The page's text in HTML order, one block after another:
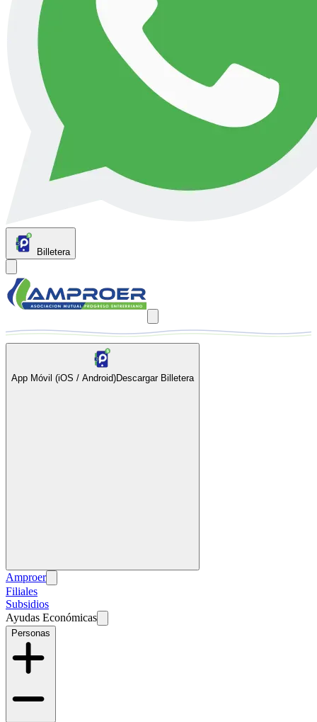
Billetera
App Móvil (iOS / Android)Descargar Billetera
Amproer
Filiales
Subsidios
Ayudas Económicas
Personas